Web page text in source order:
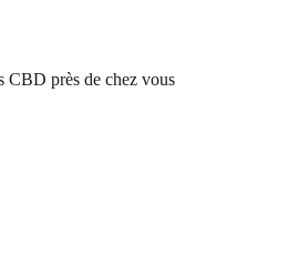
CBD près de chez vous